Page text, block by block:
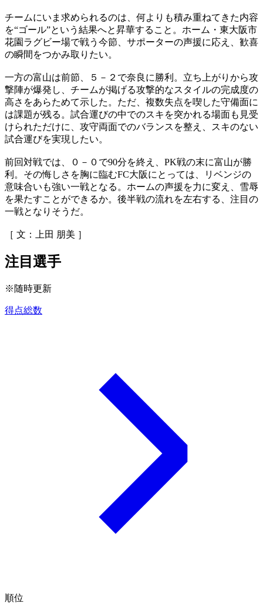
チームにいま求められるのは、何よりも積み重ねてきた内容
を“ゴール”という結果へと昇華すること。ホーム・東大阪市
花園ラグビー場で戦う今節、サポーターの声援に応え、歓喜
の瞬間をつかみ取りたい。
一方の富山は前節、５－２で奈良に勝利。立ち上がりから攻
撃陣が爆発し、チームが掲げる攻撃的なスタイルの完成度の
高さをあらためて示した。ただ、複数失点を喫した守備面に
は課題が残る。試合運びの中でのスキを突かれる場面も見受
けられただけに、攻守両面でのバランスを整え、スキのない
試合運びを実現したい。
前回対戦では、０－０で90分を終え、PK戦の末に富山が勝
利。その悔しさを胸に臨むFC大阪にとっては、リベンジの
意味合いも強い一戦となる。ホームの声援を力に変え、雪辱
を果たすことができるか。後半戦の流れを左右する、注目の
一戦となりそうだ。
［ 文：上田 朋美 ］
注目選手
※随時更新
得点総数
順位